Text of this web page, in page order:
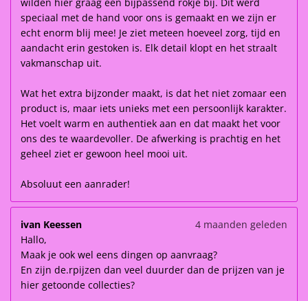
speciaal met de hand voor ons is gemaakt en we zijn er
echt enorm blij mee! Je ziet meteen hoeveel zorg, tijd en
aandacht erin gestoken is. Elk detail klopt en het straalt
vakmanschap uit.
Wat het extra bijzonder maakt, is dat het niet zomaar een
product is, maar iets unieks met een persoonlijk karakter.
Het voelt warm en authentiek aan en dat maakt het voor
ons des te waardevoller. De afwerking is prachtig en het
geheel ziet er gewoon heel mooi uit.
Absoluut een aanrader!
ivan Keessen
4 maanden geleden
Hallo,
Maak je ook wel eens dingen op aanvraag?
En zijn de.rpijzen dan veel duurder dan de prijzen van je
hier getoonde collecties?